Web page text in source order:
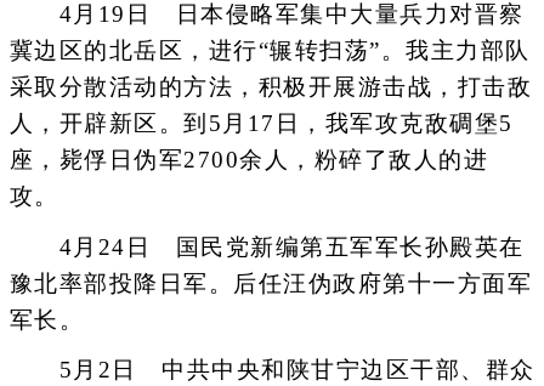
4月19日 日本侵略军集中大量兵力对晋察
冀边区的北岳区，进行“辗转扫荡”。我主力部队
采取分散活动的方法，积极开展游击战，打击敌
人，开辟新区。到5月17日，我军攻克敌碉堡5
座，毙俘日伪军2700余人，粉碎了敌人的进
攻。
4月24日 国民党新编第五军军长孙殿英在
豫北率部投降日军。后任汪伪政府第十一方面军
军长。
5月2日 中共中央和陕甘宁边区干部、群众